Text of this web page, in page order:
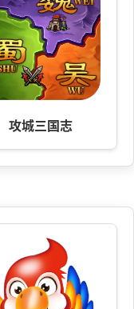
攻城三国志